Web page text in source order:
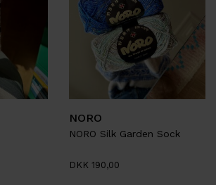
NORO
NORO Silk Garden Sock
DKK 190,00